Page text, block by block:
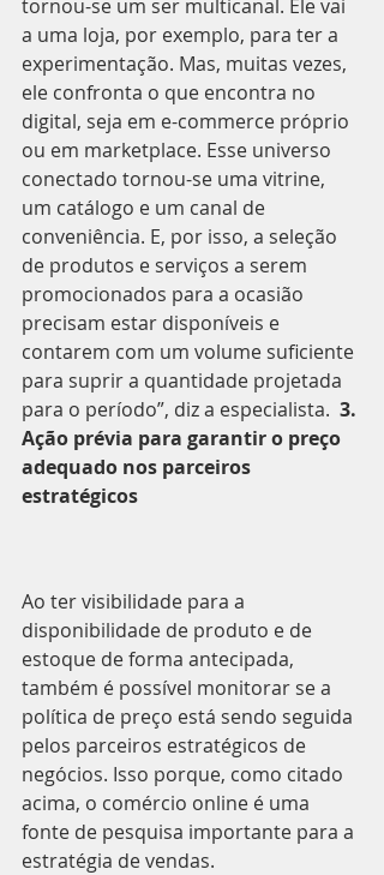
tornou-se um ser multicanal. Ele vai
a uma loja, por exemplo, para ter a
experimentação. Mas, muitas vezes,
ele confronta o que encontra no
digital, seja em e-commerce próprio
ou em marketplace. Esse universo
conectado tornou-se uma vitrine,
um catálogo e um canal de
conveniência. E, por isso, a seleção
de produtos e serviços a serem
promocionados para a ocasião
precisam estar disponíveis e
contarem com um volume suficiente
para suprir a quantidade projetada
para o período”, diz a especialista. 3.
Ação prévia para garantir o preço
adequado nos parceiros
estratégicos
Ao ter visibilidade para a
disponibilidade de produto e de
estoque de forma antecipada,
também é possível monitorar se a
política de preço está sendo seguida
pelos parceiros estratégicos de
negócios. Isso porque, como citado
acima, o comércio online é uma
fonte de pesquisa importante para a
estratégia de vendas.